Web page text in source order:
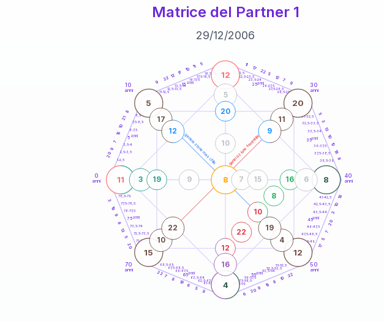
Matrice del Partner 1
29/12/2006
generazione maschile generazione femminile
0
anni
10
anni
30
anni
40
anni
50
anni
70
anni
1-2,5
2,5-3,5
3,5-4
6-7,5
7,5-8,5
8,5-9
11-12,5
12,5-13,5
13,5-14
16-17,5
17,5-18,5
18,5-19
21-22,5
22,5-23,5
23,5-24
26-27,5
27,5-28,5
28,5-29
31-32,5
32,5-33,5
33,5-34
36-37,5
37,5-38,5
38,5-39
41-42,5
42,5-43,5
43,5-44
46-47,5
47,5-48,5
48,5-49
51-52,5
52,5-53,5
53,5-54
56-57,5
57,5-58,5
58,5-59
61-62,5
62,5-63,5
63,5-64
66-67,5
67,5-68,5
68,5-69
71-72,5
72,5-73,5
73,5-74
76-77,5
77,5-78,5
78,5-79
20
9
7
16
10
21
8
9
2212 17
10 11
5 11
17
22 5
12 7
9
5
3
13
10
10
18
8
18
10
3
20
7
5
17
22
10
8
16
9
20
6
9
5
6
19
8
7
22
20
5
13
8
9
19
3
11
12
8
4
8
5 20
15 12
12
22
10
8
16
3
5
6
16
19
20
7 15
9
10
17
12
11
9
10
22
4
19
5 anni
15 anni 25anni
35anni
45anni
55anni
65anni
75anni